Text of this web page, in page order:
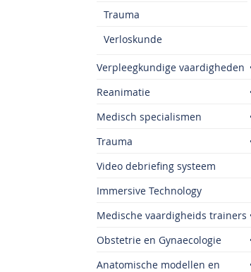
Trauma
Verloskunde
Verpleegkundige vaardigheden
Reanimatie
Medisch specialismen
Trauma
Video debriefing systeem
Immersive Technology
Medische vaardigheids trainers
Obstetrie en Gynaecologie
Anatomische modellen en